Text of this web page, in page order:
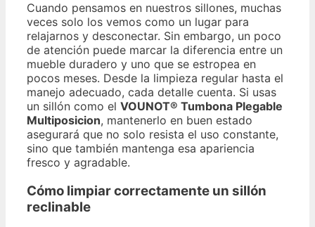
Cuando pensamos en nuestros sillones, muchas
veces solo los vemos como un lugar para
relajarnos y desconectar. Sin embargo, un poco
de atención puede marcar la diferencia entre un
mueble duradero y uno que se estropea en
pocos meses. Desde la limpieza regular hasta el
manejo adecuado, cada detalle cuenta. Si usas
un sillón como el VOUNOT® Tumbona Plegable
Multiposicion, mantenerlo en buen estado
asegurará que no solo resista el uso constante,
sino que también mantenga esa apariencia
fresco y agradable.
Cómo limpiar correctamente un sillón
reclinable